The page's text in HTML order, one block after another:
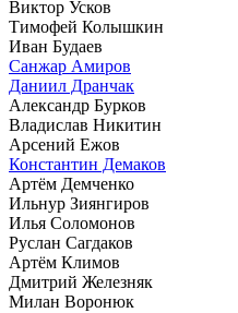
Виктор Усков
Тимофей Колышкин
Иван Будаев
Санжар Амиров
Даниил Дранчак
Александр Бурков
Владислав Никитин
Арсений Ежов
Константин Демаков
Артём Демченко
Ильнур Зиянгиров
Илья Соломонов
Руслан Сагдаков
Артём Климов
Дмитрий Железняк
Милан Воронюк